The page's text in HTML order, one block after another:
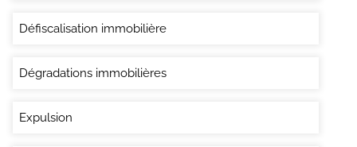
Défiscalisation immobilière
Dégradations immobilières
Expulsion